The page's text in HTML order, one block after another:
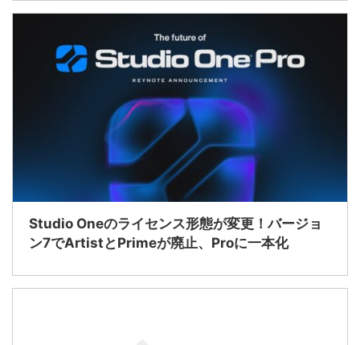
Studio Oneのライセンス形態が変更！バージョ
ン7でArtistとPrimeが廃止、Proに一本化